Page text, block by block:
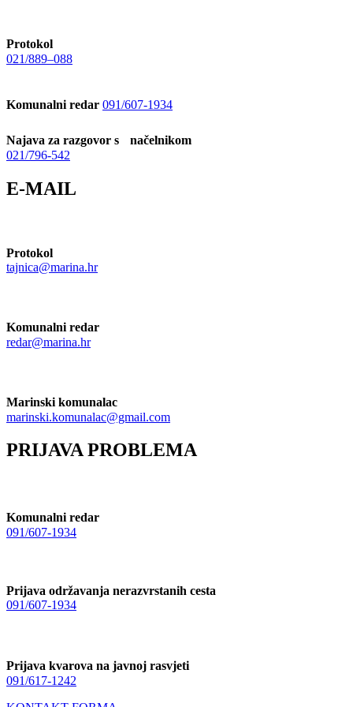
Protokol
021/889–088
Komunalni redar 091/607-1934
Najava za razgovor s načelnikom
021/796-542
E-MAIL
Protokol
tajnica@marina.hr
Komunalni redar
redar@marina.hr
Marinski komunalac
marinski.komunalac@gmail.com
PRIJAVA PROBLEMA
Komunalni redar
091/607-1934
Prijava održavanja nerazvrstanih cesta
091/607-1934
Prijava kvarova na javnoj rasvjeti
091/617-1242